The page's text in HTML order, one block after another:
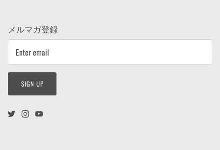
メルマガ登録
SIGN UP